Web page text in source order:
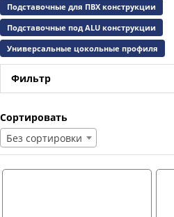
Подставочные для ПВХ конструкции
Подставочные под ALU конструкции
Универсальные цокольные профиля
Фильтр
Сортировать
Без сортировки